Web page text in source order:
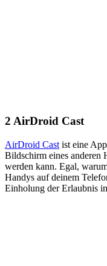
2 AirDroid Cast
AirDroid Cast ist eine
Bildschirm eines anderen
werden kann. Egal,
Handys auf deinem
Einholung der Erlaubnis